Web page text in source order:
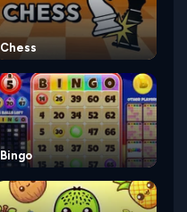
Chess
Bingo